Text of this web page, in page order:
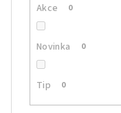
Akce 0
Novinka 0
Tip 0